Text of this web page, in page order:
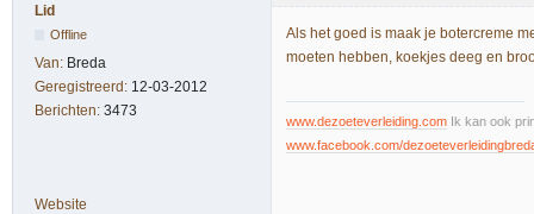
Lid
Offline
Van: Breda
Geregistreerd: 12-03-2012
Berichten: 3473
Als het goed is maak je botercreme
moeten hebben, koekjes deeg en
www.dezoeteverleiding.com Ik kan ook
www.facebook.com/
Website